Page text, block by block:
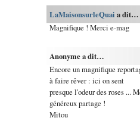
LaMaisonsurleQuai a dit…
Magnifique ! Merci e-mag
Anonyme a dit…
Encore un magnifique
à faire rêver : ici on sent
presque l'odeur des roses ...
généreux partage !
Mitou